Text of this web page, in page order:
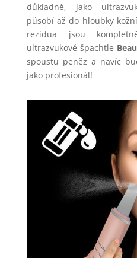
důkladně, jako
působí až do hloubky
rezidua jsou
ultrazvukové špachtle
spoustu peněz a navíc
jako profesionál!